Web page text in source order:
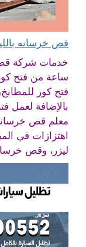
قص خرسانه بالليزر الكويت
ساعة من فتح
فتح كور
بالإضافة لعمل
معلم قص
اهتزازات في
ليزر، وقص